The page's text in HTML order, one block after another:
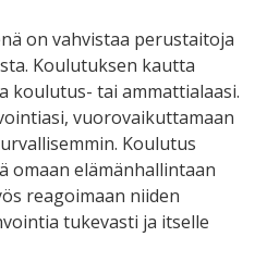
on vahvistaa perustaitoja
Koulutuksen kautta
koulutus- tai ammattialaasi.
vuorovaikuttamaan
Koulutus
omaan elämänhallintaan
reagoimaan niiden
tukevasti ja itselle